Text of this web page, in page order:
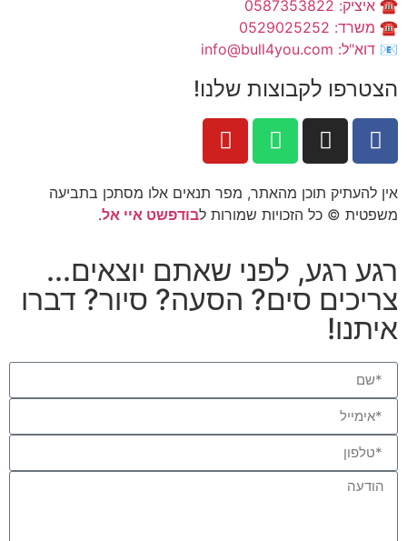
☎️ איציק: 0587353822
☎️ משרד: 0529025252
📧 דוא"ל: info@bull4you.com
הצטרפו לקבוצות שלנו!
אין להעתיק תוכן מהאתר, מפר תנאים אלו מסתכן בתביעה
משפטית © כל הזכויות שמורות לבודפשט איי אל.
רגע רגע, לפני שאתם יוצאים...
צריכים סים? הסעה? סיור? דברו
איתנו!